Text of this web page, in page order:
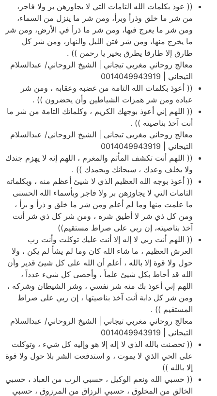
(( عوذ بكلمات الله التامات التي لا يجاوزهن بر ولا فاجر،
من شر ما خلق وذرأ وبرأ، ومن شر ما ينزل من السماء،
ومن شر ما يعرج فيها، ومن شر ما ذرأ في الأرض، ومن شر
ما يخرج منها، ومن شر فتن الليل والنهار، ومن شر كل
طارق إلا طارقا يطرق بخير يا رحمن )) .
معالج روحاني مغربي تيجاني | الشيخ الروحاني/ عبدالسلام
التيجاني | 0014049943919
(( أعوذ بكلمات الله التامة من غضبه وعقابه ، ومن شر
عباده ومن شر همزات الشياطين وأن يحضرون )) .
(( اللهم إني أعوذ بوجهك الكريم ، وكلماتك التامة من شر ما
أنت آخذ بناصيته )) .
معالج روحاني مغربي تيجاني | الشيخ الروحاني/ عبدالسلام
التيجاني | 0014049943919
(( اللهم أنت تكشف المأثم والمغرم ، اللهم إنه لا يهزم جندك
ولا يخلف وعدك ، سبحانك وبحمدك )) .
(( أعوذ بوجه الله العظيم الذي لا شيئ أعظم منه ، وبكلماته
التامات التي لا يجاوزهن بر ولا فاجر وبأسماء الله الحسنى
ما علمت منها وما لم أعلم ومن شر ما خلق و ذرأ و برأ ،
ومن كل ذي شر لا أطيق شره ، ومن شر كل ذي شر أنت
آخذ بناصيته، إن ربي على صراط مستقيم))
(( اللهم أنت ربي لا إله إلا أنت عليك توكلت وأنت رب
العرش العظيم ، ما شاء الله كان وما لم يشأ لم يكن ، ولا
حول ولا قوة إلا بالله ، أعلم أن الله على كل شيئ قدير وأن
الله قد أحاط بكل شيئ علماً ، وأحصى كل شيء عدداً ،
اللهم إني أعوذ بك منه شر نفسي ، وشر الشيطان وشركه ،
ومن شر كل دابة أنت آخذ بناصيتها ، إن ربي على صراط
المستقيم )) .
معالج روحاني مغربي تيجاني | الشيخ الروحاني/ عبدالسلام
التيجاني | 0014049943919
(( تحصنت بالله الذي لا إله إلا هو وإليه كل شيء ، وتوكلت
على الحي الذي لا يموت ، و استدفعت الشر بلا حول ولا قوة
إلا بالله ))
(( حسبي الله ونعم الوكيل ، حسبي الرب من العباد ، حسبي
الخالق من المخلوق ، حسبي الرزاق من المرزوق ، حسبي